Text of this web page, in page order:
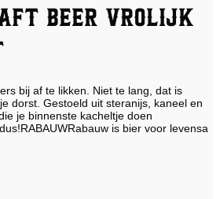
Beer Vrolijk
bij af te likken. Niet te lang, dat is
dorst. Gestoeld uit steranijs, kaneel en
je binnenste kacheltje doen
is bier voor levensa